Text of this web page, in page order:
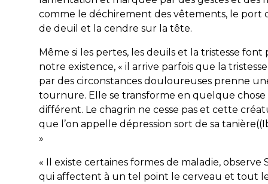
comme le déchirement des vêtements, le port
de deuil et la cendre sur la tête.
Même si les pertes, les deuils et la tristesse font
notre existence, « il arrive parfois que la
par des circonstances douloureuses prenne
tournure. Elle se transforme en quelque chose
différent. Le chagrin ne cesse pas et cette
que l’on appelle dépression sort de sa tanière((
»
« Il existe certaines formes de maladie, observe
qui affectent à un tel point le cerveau et tout